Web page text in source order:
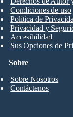
Sobre
Sobre Nosotros
Contáctenos
Condiciones de uso
Política de
Privacidad y
Accesibilidad
Sus Opciones de